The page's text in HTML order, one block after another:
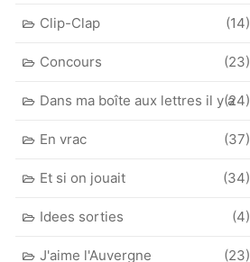
Clip-Clap (14)
Concours (23)
Dans ma boîte aux lettres il y a(24)
En vrac (37)
Et si on jouait (34)
Idees sorties (4)
J'aime l'Auvergne (23)